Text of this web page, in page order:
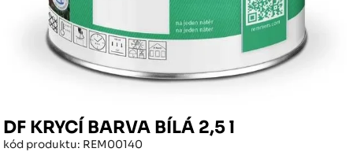
DF KRYCÍ BARVA BÍLÁ 2,5 l
kód produktu: REM00140